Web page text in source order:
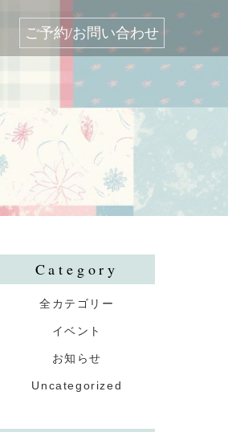
ご予約/お問い合わせ
Category
全カテゴリー
イベント
お知らせ
Uncategorized